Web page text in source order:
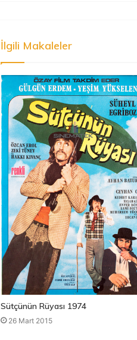
İlgili Makaleler
Sütçünün Rüyası 1974
26 Mart 2015